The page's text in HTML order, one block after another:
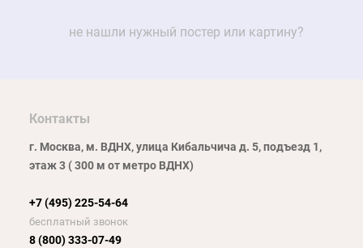
не нашли нужный постер или картину?
Контакты
г. Москва, м. ВДНХ, улица Кибальчича д. 5, подъезд 1,
этаж 3 ( 300 м от метро ВДНХ)
+7 (495) 225-54-64
бесплатный звонок
8 (800) 333-07-49